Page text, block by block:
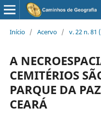
Início / Acervo / v. 22 n. 81
A
CEMITÉRIOS
PARQUE DA
CEARÁ